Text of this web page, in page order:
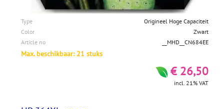
Type
Origineel Hoge Capaciteit
Color
Zwart
Article no
__MHD__CN684EE
Max. beschikbaar: 21 stuks
€ 26,50
incl. 21% VAT